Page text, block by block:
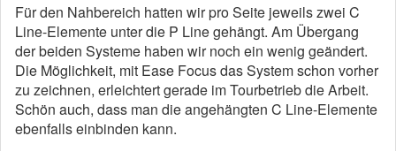
Für den Nahbereich hatten wir pro Seite jeweils zwei C
Line-Elemente unter die P Line gehängt. Am Übergang
der beiden Systeme haben wir noch ein wenig geändert.
Die Möglichkeit, mit Ease Focus das System schon vorher
zu zeichnen, erleichtert gerade im Tourbetrieb die Arbeit.
Schön auch, dass man die angehängten C Line-Elemente
ebenfalls einbinden kann.